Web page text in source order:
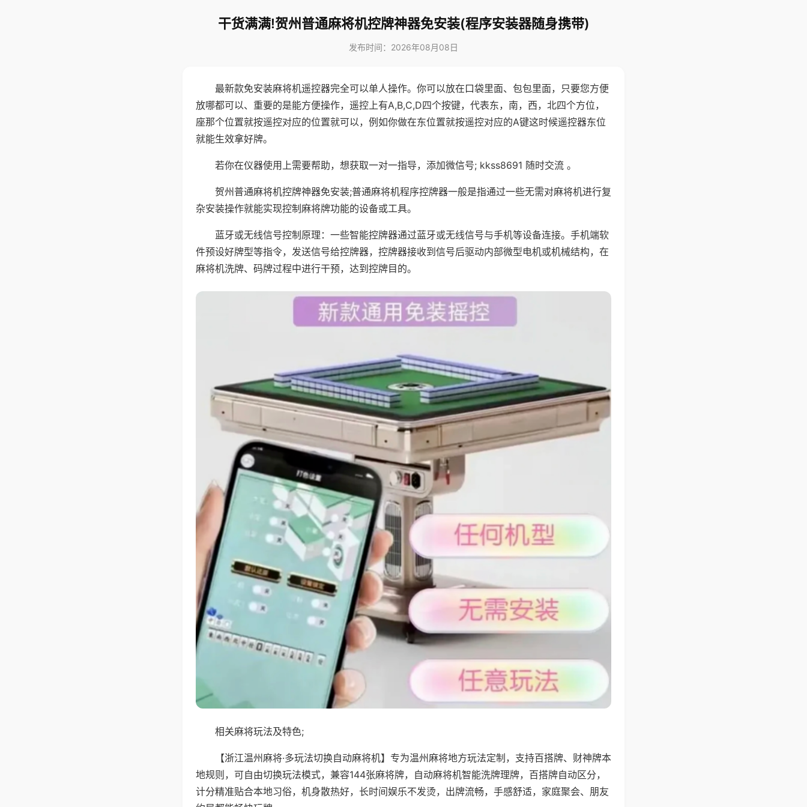
干货满满!贺州普通麻将机控牌神器免安装(程序安装器随身携带)
发布时间：2026年08月08日
最新款免安装麻将机遥控器完全可以单人操作。你可以放在口袋里面、包包里面，只要您方便
放哪都可以、重要的是能方便操作，遥控上有A,B,C,D四个按键，代表东，南，西，北四个方位，
座那个位置就按遥控对应的位置就可以，例如你做在东位置就按遥控对应的A键这时候遥控器东位
就能生效拿好牌。
若你在仪器使用上需要帮助，想获取一对一指导，添加微信号; kkss8691 随时交流 。
贺州普通麻将机控牌神器免安装;普通麻将机程序控牌器一般是指通过一些无需对麻将机进行复
杂安装操作就能实现控制麻将牌功能的设备或工具。
蓝牙或无线信号控制原理：一些智能控牌器通过蓝牙或无线信号与手机等设备连接。手机端软
件预设好牌型等指令，发送信号给控牌器，控牌器接收到信号后驱动内部微型电机或机械结构，在
麻将机洗牌、码牌过程中进行干预，达到控牌目的。
相关麻将玩法及特色;
【浙江温州麻将·多玩法切换自动麻将机】专为温州麻将地方玩法定制，支持百搭牌、财神牌本
地规则，可自由切换玩法模式，兼容144张麻将牌，自动麻将机智能洗牌理牌，百搭牌自动区分，
计分精准贴合本地习俗，机身散热好，长时间娱乐不发烫，出牌流畅，手感舒适，家庭聚会、朋友